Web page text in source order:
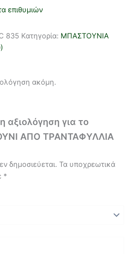
επιθυμιών
835 Κατηγορία: ΜΠΑΣΤΟΥΝΙΑ
ακόμη.
αξιολόγηση για το
ΑΠΟ ΤΡΑΝΤΑΦΥΛΛΙΑ
δημοσιεύεται. Τα υποχρεωτικά
*